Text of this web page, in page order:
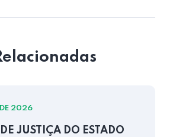
2026
JUSTIÇA DO ESTADO